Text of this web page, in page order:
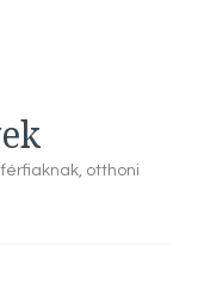
otthoni